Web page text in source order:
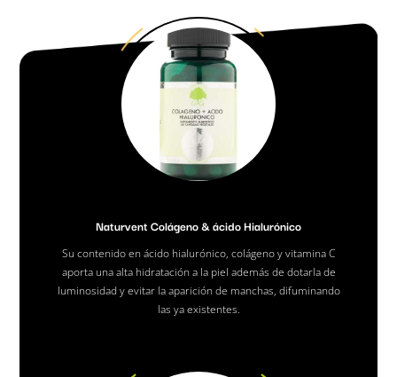
Naturvent Colágeno & ácido Hialurónico
Su contenido en ácido hialurónico, colágeno y vitamina C
aporta una alta hidratación a la piel además de dotarla de
luminosidad y evitar la aparición de manchas, difuminando
las ya existentes.